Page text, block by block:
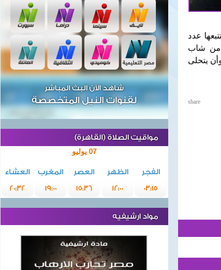
عدد
من شاب
يتحلى
share
شاهد الآن البث المباشر
لقنوات النيل المتخصصة
مواقيت الصلاة (القاهرة)
07 يوليو
الفجر الظهر العصر المغرب
العشاء
03:15
12:00
15:36
19:00
20:32
مواد ارشيفيه